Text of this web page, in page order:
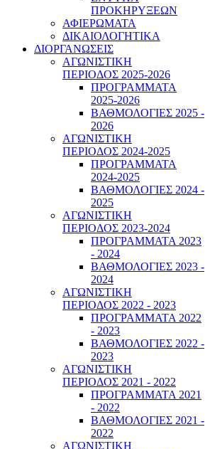
ΠΡΟΚΗΡΥΞΕΩΝ
ΑΦΙΕΡΩΜΑΤΑ
ΔΙΚΑΙΟΛΟΓΗΤΙΚΑ
ΔΙΟΡΓΑΝΩΣΕΙΣ
ΑΓΩΝΙΣΤΙΚΗ
ΠΕΡΙΟΔΟΣ 2025-2026
ΠΡΟΓΡΑΜΜΑΤΑ
2025-2026
ΒΑΘΜΟΛΟΓΙΕΣ 2025 -
2026
ΑΓΩΝΙΣΤΙΚΗ
ΠΕΡΙΟΔΟΣ 2024-2025
ΠΡΟΓΡΑΜΜΑΤΑ
2024-2025
ΒΑΘΜΟΛΟΓΙΕΣ 2024 -
2025
ΑΓΩΝΙΣΤΙΚΗ
ΠΕΡΙΟΔΟΣ 2023-2024
ΠΡΟΓΡΑΜΜΑΤΑ 2023
- 2024
ΒΑΘΜΟΛΟΓΙΕΣ 2023 -
2024
ΑΓΩΝΙΣΤΙΚΗ
ΠΕΡΙΟΔΟΣ 2022 - 2023
ΠΡΟΓΡΑΜΜΑΤΑ 2022
- 2023
ΒΑΘΜΟΛΟΓΙΕΣ 2022 -
2023
ΑΓΩΝΙΣΤΙΚΗ
ΠΕΡΙΟΔΟΣ 2021 - 2022
ΠΡΟΓΡΑΜΜΑΤΑ 2021
- 2022
ΒΑΘΜΟΛΟΓΙΕΣ 2021 -
2022
ΑΓΩΝΙΣΤΙΚΗ